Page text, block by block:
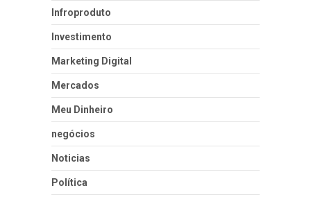
Infroproduto
Investimento
Marketing Digital
Mercados
Meu Dinheiro
negócios
Noticias
Política